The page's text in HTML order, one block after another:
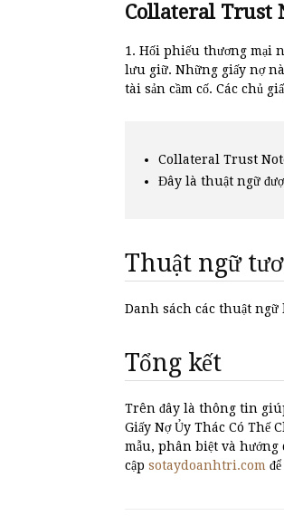
Collateral Trust
1. Hối phiếu thương mại
lưu giữ. Những giấy nợ
tài sản cầm cố. Các chủ
Collateral Trust
Đây là thuật ngữ
Thuật ngữ
Danh sách các thuật
Tổng kết
Trên đây là thông tin
Giấy Nợ Ủy Thác Có Thế
mẫu, phân biệt và hướng
cập sotaydoanhtri.com